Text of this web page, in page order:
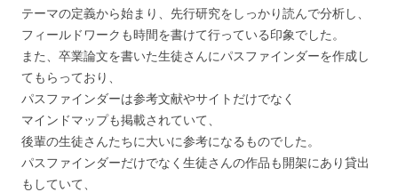
テーマの定義から始まり、先行研究をしっかり読んで分析し、
フィールドワークも時間を書けて行っている印象でした。
また、卒業論文を書いた生徒さんにパスファインダーを作成し
てもらっており、
パスファインダーは参考文献やサイトだけでなく
マインドマップも掲載されていて、
後輩の生徒さんたちに大いに参考になるものでした。
パスファインダーだけでなく生徒さんの作品も開架にあり貸出
もしていて、